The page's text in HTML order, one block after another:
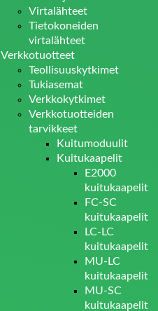
Virtalähteet
Tietokoneiden
virtalähteet
Verkkotuotteet
Teollisuuskytkimet
Tukiasemat
Verkkokytkimet
Verkkotuotteiden
tarvikkeet
Kuitumoduulit
Kuitukaapelit
E2000
kuitukaapelit
FC-SC
kuitukaapelit
LC-LC
kuitukaapelit
MU-LC
kuitukaapelit
MU-SC
kuitukaapelit